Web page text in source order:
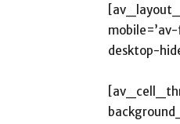
desktop-